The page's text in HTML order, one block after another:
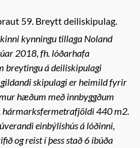
59. Breytt deiliskipulag.
kynningu tillaga Noland
2018, fh. lóðarhafa
breytingu á deiliskipulagi
skipulagi er heimild fyrir
hæðum með innbyggðum
hármarksfermetrafjöldi 440 m2.
einbýlishús á lóðinni,
og reist í þess stað 6 íbúða